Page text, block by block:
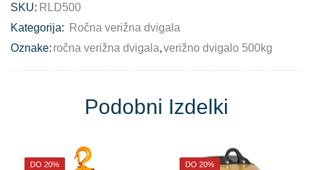
SKU: RLD500
Kategorija:
Ročna verižna dvigala
Oznake: ročna verižna dvigala,verižno dvigalo 500kg
Podobni Izdelki
DO 20% DO 20%